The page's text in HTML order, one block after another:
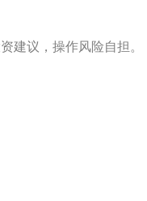
建议，操作风险自担。